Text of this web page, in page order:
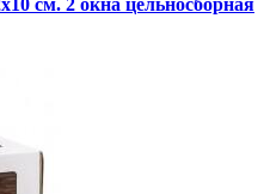
см. 2 окна цельносборная